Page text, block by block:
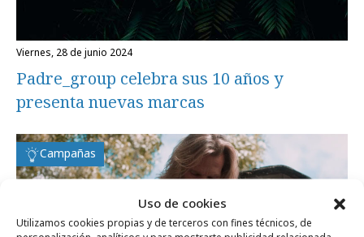
Uso de cookies
Utilizamos cookies propias y de terceros con fines técnicos, de
viernes, 28 de junio 2024
Padre_group celebra sus 10 años y
presenta nuevas marcas
Campañas